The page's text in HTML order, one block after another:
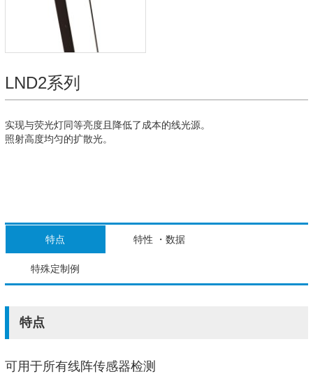
LND2系列
实现与荧光灯同等亮度且降低了成本的线光源。
照射高度均匀的扩散光。
特点 特性 ・数据
特殊定制例
特点
可用于所有线阵传感器检测